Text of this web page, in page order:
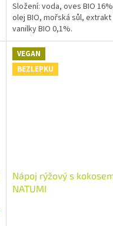
Složení: voda, oves BIO
olej BIO, mořská sůl,
vanilky BIO 0,1%.
VEGAN
BEZLEPKU
Nápoj rýžový s
NATUMI